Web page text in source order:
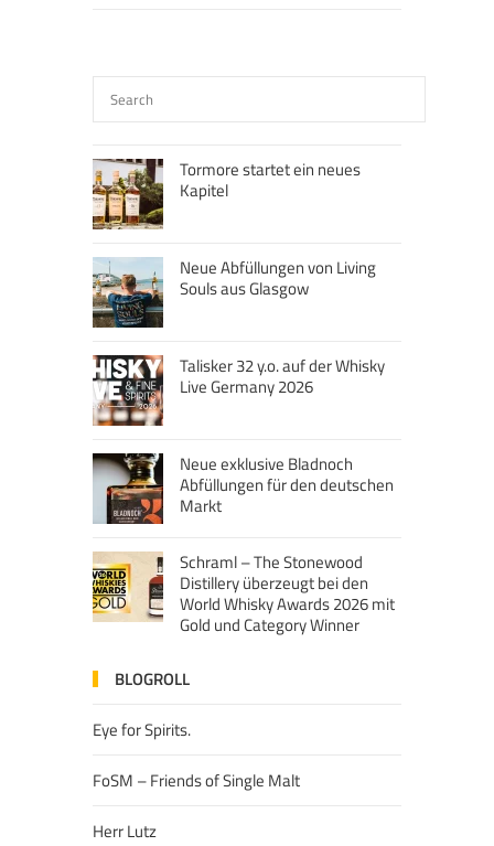
Tormore startet ein neues
Kapitel
Neue Abfüllungen von Living
Souls aus Glasgow
Talisker 32 y.o. auf der Whisky
Live Germany 2026
Neue exklusive Bladnoch
Abfüllungen für den deutschen
Markt
Schraml – The Stonewood
Distillery überzeugt bei den
World Whisky Awards 2026 mit
Gold und Category Winner
BLOGROLL
Eye for Spirits.
FoSM – Friends of Single Malt
Herr Lutz